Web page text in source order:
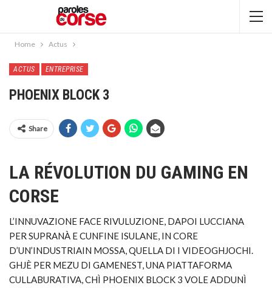
Home Actus
ACTUS ENTREPRISE
PHOENIX BLOCK 3
Share
LA RÉVOLUTION DU GAMING EN
CORSE
L’INNUVAZIONE FACE RIVULUZIONE, DAPOI LUCCIANA
PER SUPRANÀ E CUNFINE ISULANE, IN CORE
D’UN’INDUSTRIAIN MOSSA, QUELLA DI I VIDEOGHJOCHI.
GHJÈ PER MEZU DI GAMENEST, UNA PIATTAFORMA
CULLABURATIVA, CHÌ PHOENIX BLOCK 3 VOLE ADDUNÌ